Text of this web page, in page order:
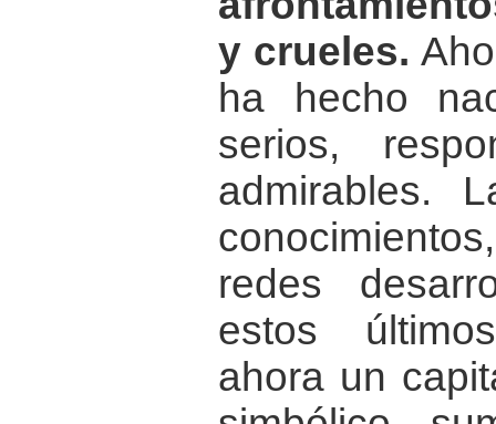
y crueles.
ha hecho
serios,
admirables.
redes
estos
ahora un